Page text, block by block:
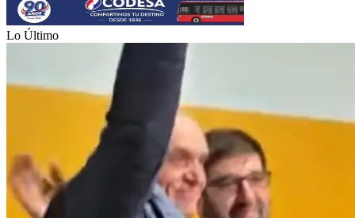
Lo Último